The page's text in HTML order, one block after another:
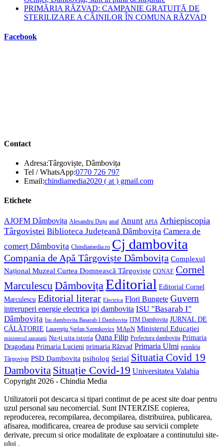
PRIMĂRIA RĂZVAD: CAMPANIE GRATUITĂ DE
STERILIZARE A CÂINILOR ÎN COMUNA RĂZVAD
Facebook
Contact
Adresa:Târgoviște, Dâmbovița
Tel / WhatsApp:0770 726 797Opens
in
Email:chindiamedia2020 ( at ) gmail.comOpens
Etichete
AJOFM Dâmbovița Alesandru Duțu anaf Anunt APIA Arhiepiscopia
Târgoviștei Biblioteca Județeană Dâmbovița Camera de
comerț Dâmbovița Chindiamedia.ro Cj dambovita
Compania de Apă Târgoviște Dâmbovița Complexul
Național Muzeal Curtea Domnească Târgoviște CONAF Cornel
Marculescu DâmbovițaEditorial Editorial Cornel
Marculescu Editorial literar Electrica Flori Bungete Guvern
intreruperi energie electrica ipj dambovita ISU "Basarab I"
Dâmbovița Isu dambovita Basarab I Dambovita ITM Dambovita JURNAL DE
CĂLĂTORIE Laurențiu Ștefan Szemkovics MApN Ministerul Educației
ministerul sanatatii Nu-ți uita istoria Oana Filip Prefectura dambovita Primaria
Dragodana Primaria Lucieni primaria Răzvad Primaria Ulmi primăria
Târgoviște PSD Dambovita psiholog Serial Situatia Covid 19
Dambovita Situație Covid-19 Universitatea Valahia
Copyright 2026 - Chindia Media
Utilizatorii pot descarca si tipari continut de pe acest site doar pentru
uzul personal sau necomercial. Sunt INTERZISE copierea,
reproducerea, recompilarea, decompilarea, distribuirea, publicarea,
afisarea, modificarea, crearea de produse sau servicii complete
derivate, precum si orice modalitate de exploatare a continutului site-
ului .